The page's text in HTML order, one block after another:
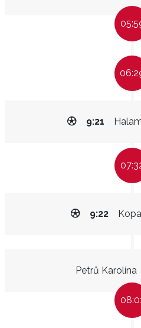
9:21
9:22
Petrů Karolína